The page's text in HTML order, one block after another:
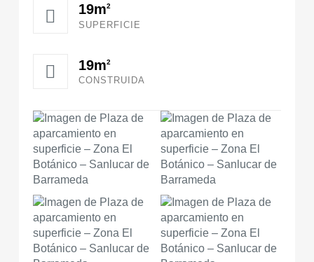
19m2
SUPERFICIE
19m2
CONSTRUIDA